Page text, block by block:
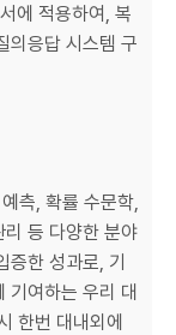
에 적용하여, 복
의응답 시스템 구
측, 확률 수문학,
등 다양한 분야
한 성과로, 기
기여하는 우리 대
한번 대내외에